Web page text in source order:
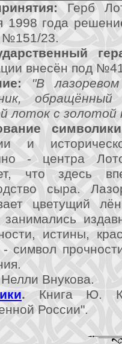
Герб
1998 года
№151/23.
внесён под
"В
лоток с золотой
и
- центра
что здесь
сыра.
цветущий
занимались
истины,
символ
Нелли Внукова.
. Книга Ю.
России".